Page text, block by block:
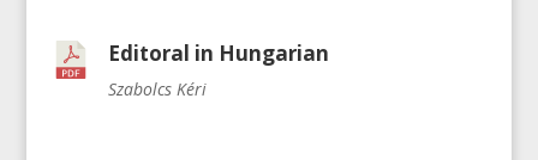
Editoral in Hungarian
Szabolcs Kéri